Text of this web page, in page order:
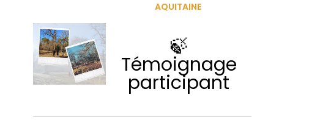
AQUITAINE
🍃
Témoignage
participant